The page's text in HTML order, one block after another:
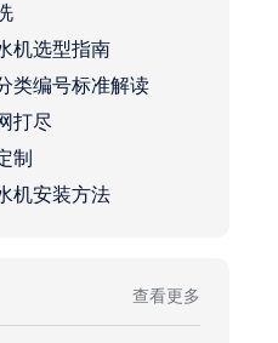
机选型指南
类编号标准解读
打尽
制
机安装方法
查看更多